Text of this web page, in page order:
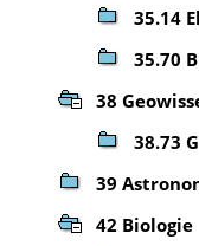
35.14
35.70
38
38.73
39
42 Biologie